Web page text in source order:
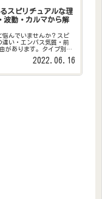
スピリチュアルな理
波動・カルマから解
悩んでいませんか？スピ
違い・エンパス気質・前
があります。タイプ別の
2022.06.16